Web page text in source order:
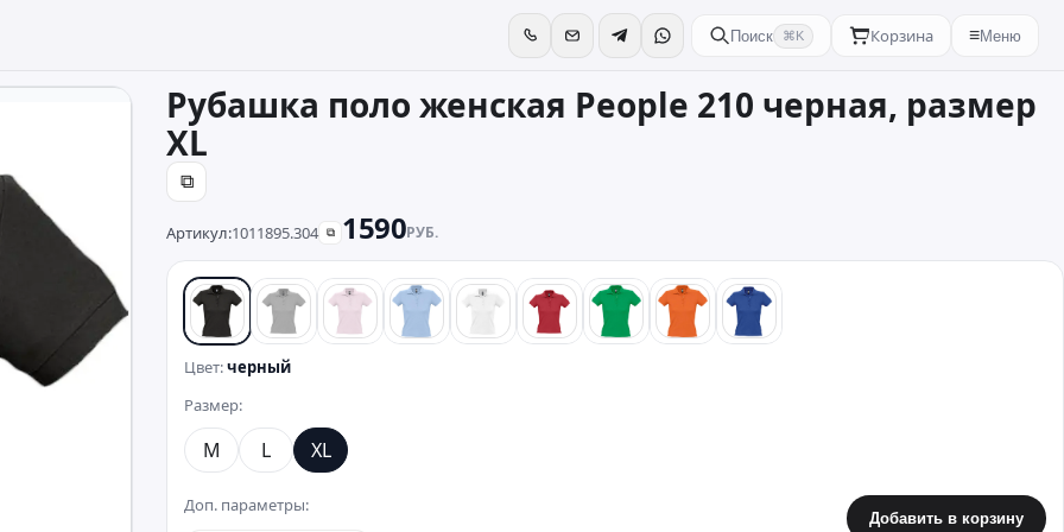
Поиск ⌘K Корзина ≡Меню
Рубашка поло женская People 210 черная, размер
XL
⧉
Артикул:1011895.304 ⧉ 1590РУБ.
черный серый розовыйголубой белый красныйзеленыйоранжевыйсиний
Цвет:черный
Размер:
M L XL
Доп. параметры:
Добавить в корзину